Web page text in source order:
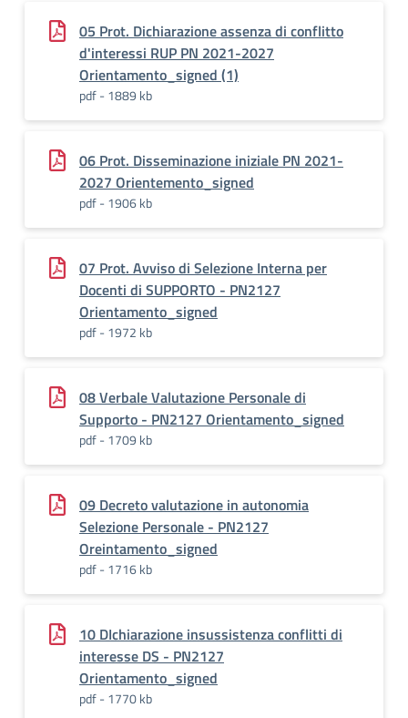
05 Prot. Dichiarazione assenza di conflitto
d'interessi RUP PN 2021-2027
Orientamento_signed (1)
pdf - 1889 kb
06 Prot. Disseminazione iniziale PN 2021-
2027 Orientemento_signed
pdf - 1906 kb
07 Prot. Avviso di Selezione Interna per
Docenti di SUPPORTO - PN2127
Orientamento_signed
pdf - 1972 kb
08 Verbale Valutazione Personale di
Supporto - PN2127 Orientamento_signed
pdf - 1709 kb
09 Decreto valutazione in autonomia
Selezione Personale - PN2127
Oreintamento_signed
pdf - 1716 kb
10 DIchiarazione insussistenza conflitti di
interesse DS - PN2127
Orientamento_signed
pdf - 1770 kb